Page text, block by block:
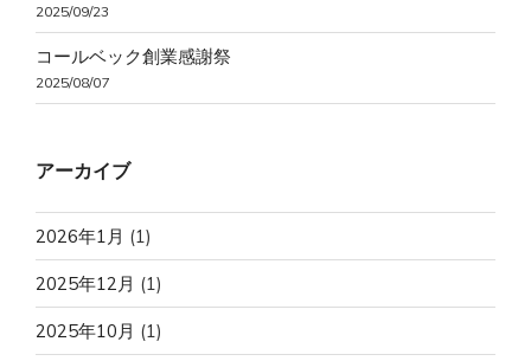
2025/09/23
コールベック創業感謝祭
2025/08/07
アーカイブ
2026年1月 (1)
2025年12月 (1)
2025年10月 (1)